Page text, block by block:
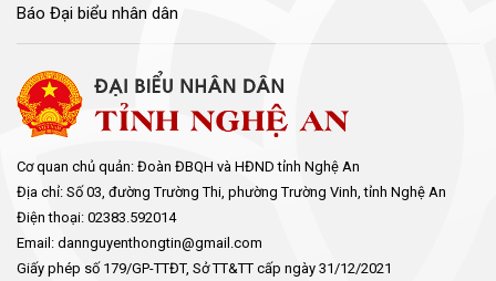
Báo Đại biểu nhân dân
Cơ quan chủ quản: Đoàn ĐBQH và HĐND tỉnh Nghệ An
Địa chỉ: Số 03, đường Trường Thi, phường Trường Vinh, tỉnh Nghệ An
Điện thoại: 02383.592014
Email: dannguyenthongtin@gmail.com
Giấy phép số 179/GP-TTĐT, Sở TT&TT cấp ngày 31/12/2021